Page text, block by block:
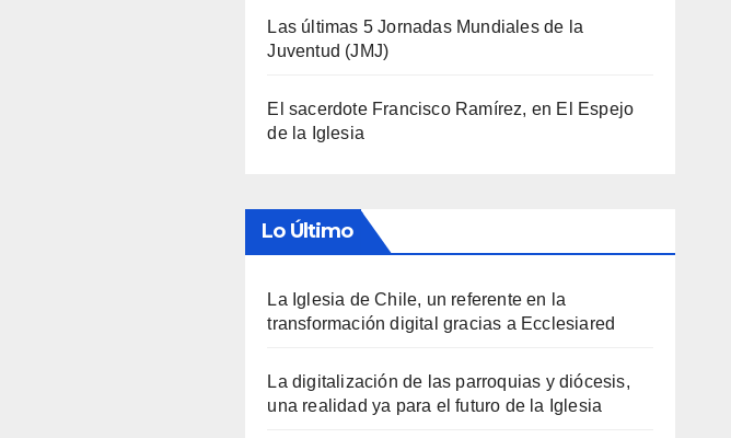
Las últimas 5 Jornadas Mundiales de la
Juventud (JMJ)
El sacerdote Francisco Ramírez, en El Espejo
de la Iglesia
Lo Último
La Iglesia de Chile, un referente en la
transformación digital gracias a Ecclesiared
La digitalización de las parroquias y diócesis,
una realidad ya para el futuro de la Iglesia